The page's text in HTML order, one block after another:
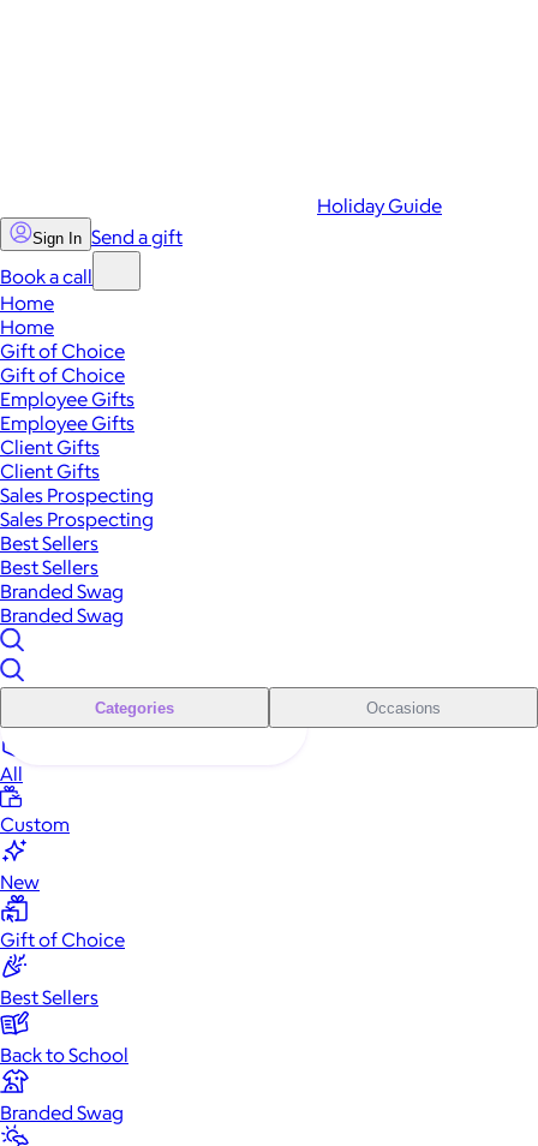
Holiday Guide
Sign In Send a gift
Book a call
Home
Home
Gift of Choice
Gift of Choice
Employee Gifts
Employee Gifts
Client Gifts
Client Gifts
Sales Prospecting
Sales Prospecting
Best Sellers
Best Sellers
Branded Swag
Branded Swag
Categories Occasions
All
Custom
New
Gift of Choice
Best Sellers
Back to School
Branded Swag